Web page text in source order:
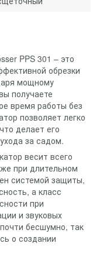
PPS 301 – это
обрезки
мощному
получаете
время работы без
позволяет легко
делает его
за садом.
весит всего
при длительном
системой защиты,
а класс
при
и звуковых
бесшумно, так
о создании